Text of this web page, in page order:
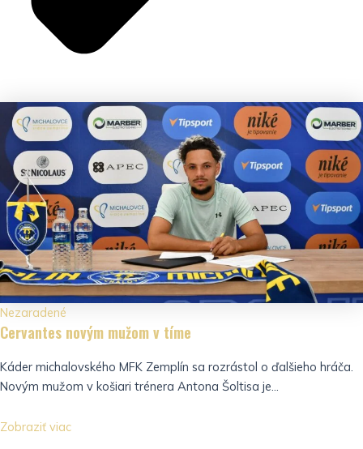
Nezaradené
Cervantes novým mužom v tíme
Káder michalovského MFK Zemplín sa rozrástol o ďalšieho hráča.
Novým mužom v košiari trénera Antona Šoltisa je...
Zobraziť viac